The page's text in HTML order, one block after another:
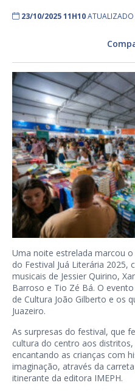
23/10/2025 11H10ATUALIZADO
Uma noite estrelada marcou
do Festival Juá Literária 2025,
musicais de Jessier Quirino,
Barroso e Tio Zé Bá. O
de Cultura João Gilberto e os
Juazeiro.
As surpresas do festival, que
cultura do centro aos
encantando as crianças com
imaginação, através da
itinerante da editora IMEPH.